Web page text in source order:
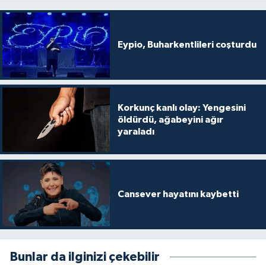
Eypio, Buharkentlileri coşturdu
Korkunç kanlı olay: Yengesini
öldürdü, ağabeyini ağır
yaraladı
Cansever hayatını kaybetti
Bunlar da ilginizi çekebilir